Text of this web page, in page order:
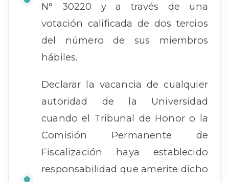
N° 30220 y a través de una
votación calificada de dos tercios
del número de sus miembros
hábiles.
Declarar la vacancia de cualquier
autoridad de la Universidad
cuando el Tribunal de Honor o la
Comisión Permanente de
Fiscalización haya establecido
responsabilidad que amerite dicho